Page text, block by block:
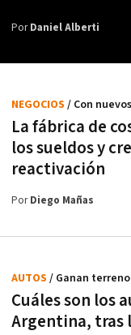
PorDaniel Alberti
La fábrica de
los sueldos y
reactivación
NEGOCIOS / Con
PorDiego Mañas
Cuáles son los
Argentina, tras
AUTOS / Ganan terreno